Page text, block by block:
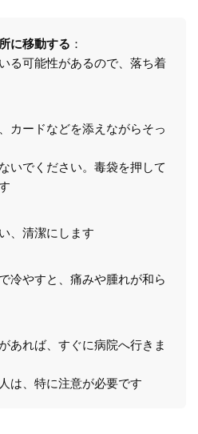
に移動する ：
る可能性があるので、落ち着
カードなどを添えながらそっ
いでください。毒袋を押して
、清潔にします
冷やすと、痛みや腫れが和ら
あれば、すぐに病院へ行きま
は、特に注意が必要です